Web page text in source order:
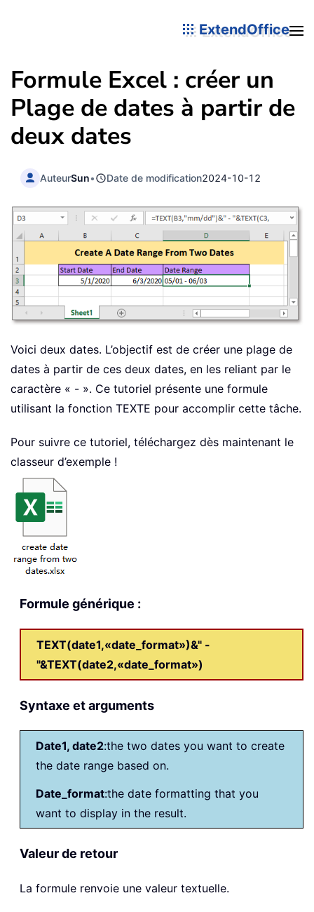
ExtendOffice
Formule Excel : créer un
Plage de dates à partir de
deux dates
AuteurSun• Date de modification2024-10-12
Voici deux dates. L’objectif est de créer une plage de
dates à partir de ces deux dates, en les reliant par le
caractère « - ». Ce tutoriel présente une formule
utilisant la fonction TEXTE pour accomplir cette tâche.
Pour suivre ce tutoriel, téléchargez dès maintenant le
classeur d’exemple !
Formule générique :
TEXT(date1,«date_format»)&" -
"&TEXT(date2,«date_format»)
Syntaxe et arguments
Date1, date2:the two dates you want to create
the date range based on.
Date_format:the date formatting that you
want to display in the result.
Valeur de retour
La formule renvoie une valeur textuelle.